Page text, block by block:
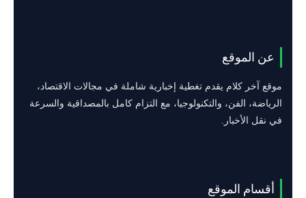
عن الموقع
موقع آخر كلام يقدم تغطية إخبارية شاملة في مجالات الاقتصاد،
الرياضة، الفن، والتكنولوجيا، مع التزام كامل بالمصداقية والسرعة
في نقل الأخبار.
أقسام الموقع